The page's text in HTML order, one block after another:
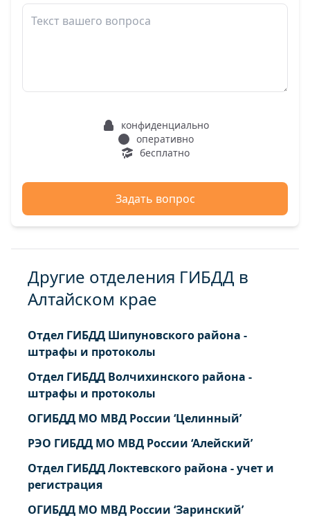
конфиденциально
оперативно
бесплатно
Задать вопрос
Другие отделения ГИБДД в
Алтайском крае
Отдел ГИБДД Шипуновского района -
штрафы и протоколы
Отдел ГИБДД Волчихинского района -
штрафы и протоколы
ОГИБДД МО МВД России ‘Целинный’
РЭО ГИБДД МО МВД России ‘Алейский’
Отдел ГИБДД Локтевского района - учет и
регистрация
ОГИБДД МО МВД России ‘Заринский’